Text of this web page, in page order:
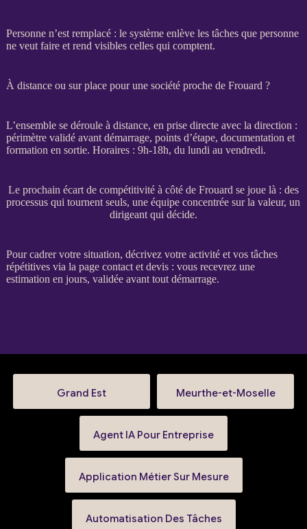
Personne n’est remplacé : le système enlève les tâches que personne
ne veut faire et rend visibles celles qui comptent.
À distance ou sur place pour une société proche de Frouard ?
L’ensemble se déroule à distance, en prise directe avec la direction :
périmètre validé avant démarrage, points d’étape, documentation et
formation en sortie. Horaires : 9h-18h, du lundi au vendredi.
Le prochain écart de compétitivité à côté de Frouard se joue là : des
processus qui tournent seuls, une équipe concentrée sur la valeur, un
dirigeant qui décide.
Pourcadrervotre situation, décrivez votre activité et vos tâches
répétitives via la page contact et devis: vous recevrez une
estimation en jours, validée avant tout démarrage.
Grand Est Meurthe-et-Moselle
Agent IA Pour Entreprise
Application Métier Sur Mesure
Automatisation Des Tâches